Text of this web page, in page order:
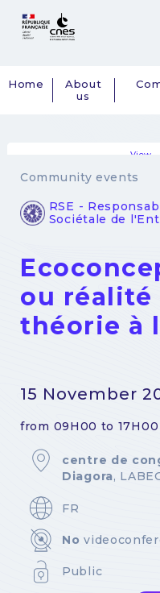
Navigation
Home
About
us
Primary
tabs
View
Community events
RSE -
Sociétale de
ou réalité
théorie à
15 November
from 09H00 to 17H00
centre de
Diagora,
FR
No
Public